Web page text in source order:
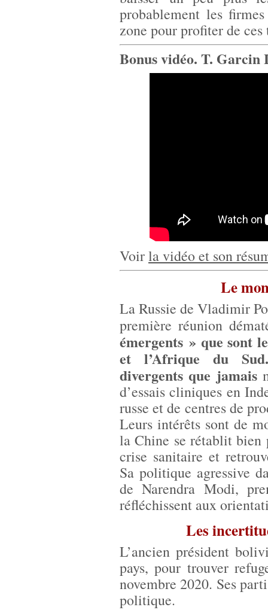
probablement les
zone pour profiter de
Bonus vidéo. T. Garcin
Voirla vidéo et son
Le
La Russie de Vladimir
première réunion
émergents » que sont
et l’Afrique du
divergents que jamais
d’essais cliniques en
russe et de centres de
Leurs intérêts sont de
la Chine se rétablit bien
crise sanitaire et
Sa politique agressive
de Narendra Modi,
réfléchissent aux
Les
L’ancien président
pays, pour trouver
novembre 2020. Ses
politique.